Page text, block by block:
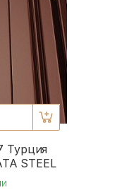
Турция
STEEL